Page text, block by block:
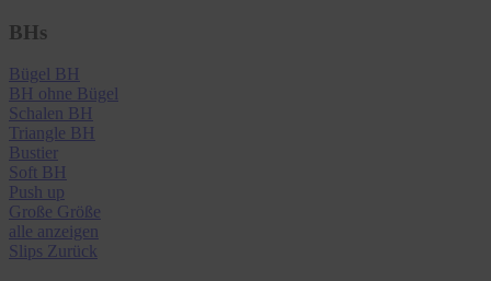
BHs
Bügel BH
BH ohne Bügel
Schalen BH
Triangle BH
Bustier
Soft BH
Push up
Große Größe
alle anzeigen
Slips Zurück